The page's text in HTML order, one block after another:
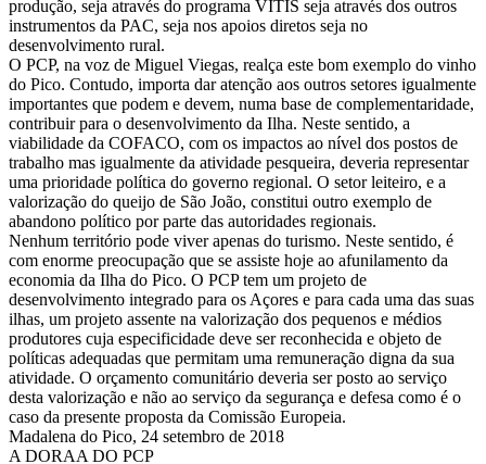
produção, seja através do programa VITIS seja através dos outros
instrumentos da PAC, seja nos apoios diretos seja no
desenvolvimento rural.
O PCP, na voz de Miguel Viegas, realça este bom exemplo do vinho
do Pico. Contudo, importa dar atenção aos outros setores igualmente
importantes que podem e devem, numa base de complementaridade,
contribuir para o desenvolvimento da Ilha. Neste sentido, a
viabilidade da COFACO, com os impactos ao nível dos postos de
trabalho mas igualmente da atividade pesqueira, deveria representar
uma prioridade política do governo regional. O setor leiteiro, e a
valorização do queijo de São João, constitui outro exemplo de
abandono político por parte das autoridades regionais.
Nenhum território pode viver apenas do turismo. Neste sentido, é
com enorme preocupação que se assiste hoje ao afunilamento da
economia da Ilha do Pico. O PCP tem um projeto de
desenvolvimento integrado para os Açores e para cada uma das suas
ilhas, um projeto assente na valorização dos pequenos e médios
produtores cuja especificidade deve ser reconhecida e objeto de
políticas adequadas que permitam uma remuneração digna da sua
atividade. O orçamento comunitário deveria ser posto ao serviço
desta valorização e não ao serviço da segurança e defesa como é o
caso da presente proposta da Comissão Europeia.
Madalena do Pico, 24 setembro de 2018
A DORAA DO PCP